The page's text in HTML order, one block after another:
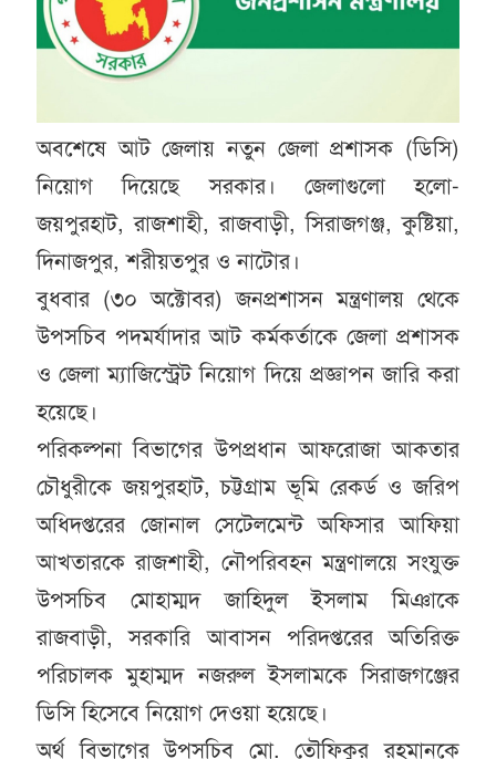
অবশেষে আট জেলায় নতুন জেলা প্রশাসক (ডিসি)
নিয়োগ দিয়েছে সরকার। জেলাগুলো হলো-
জয়পুরহাট, রাজশাহী, রাজবাড়ী, সিরাজগঞ্জ, কুষ্টিয়া,
দিনাজপুর, শরীয়তপুর ও নাটোর।
বুধবার (৩০ অক্টোবর) জনপ্রশাসন মন্ত্রণালয় থেকে
উপসচিব পদমর্যাদার আট কর্মকর্তাকে জেলা প্রশাসক
ও জেলা ম্যাজিস্ট্রেট নিয়োগ দিয়ে প্রজ্ঞাপন জারি করা
হয়েছে।
পরিকল্পনা বিভাগের উপপ্রধান আফরোজা আকতার
চৌধুরীকে জয়পুরহাট, চট্টগ্রাম ভূমি রেকর্ড ও জরিপ
অধিদপ্তরের জোনাল সেটেলমেন্ট অফিসার আফিয়া
আখতারকে রাজশাহী, নৌপরিবহন মন্ত্রণালয়ে সংযুক্ত
উপসচিব মোহাম্মদ জাহিদুল ইসলাম মিঞাকে
রাজবাড়ী, সরকারি আবাসন পরিদপ্তরের অতিরিক্ত
পরিচালক মুহাম্মদ নজরুল ইসলামকে সিরাজগঞ্জের
ডিসি হিসেবে নিয়োগ দেওয়া হয়েছে।
অর্থ বিভাগের উপসচিব মো. তৌফিকুর রহমানকে